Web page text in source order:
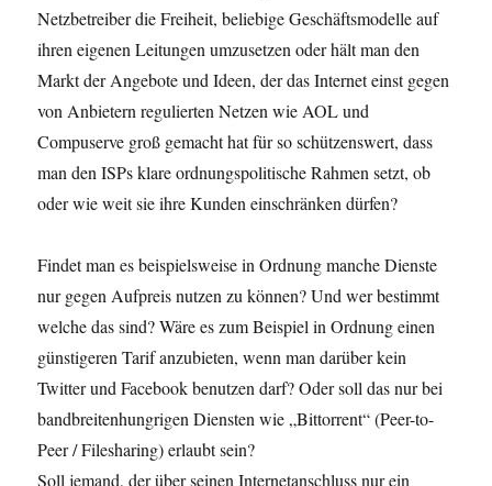
Netzbetreiber die Freiheit, beliebige Geschäftsmodelle auf
ihren eigenen Leitungen umzusetzen oder hält man den
Markt der Angebote und Ideen, der das Internet einst gegen
von Anbietern regulierten Netzen wie AOL und
Compuserve groß gemacht hat für so schützenswert, dass
man den ISPs klare ordnungspolitische Rahmen setzt, ob
oder wie weit sie ihre Kunden einschränken dürfen?
Findet man es beispielsweise in Ordnung manche Dienste
nur gegen Aufpreis nutzen zu können? Und wer bestimmt
welche das sind? Wäre es zum Beispiel in Ordnung einen
günstigeren Tarif anzubieten, wenn man darüber kein
Twitter und Facebook benutzen darf? Oder soll das nur bei
bandbreitenhungrigen Diensten wie „Bittorrent“ (Peer-to-
Peer / Filesharing) erlaubt sein?
Soll jemand, der über seinen Internetanschluss nur ein